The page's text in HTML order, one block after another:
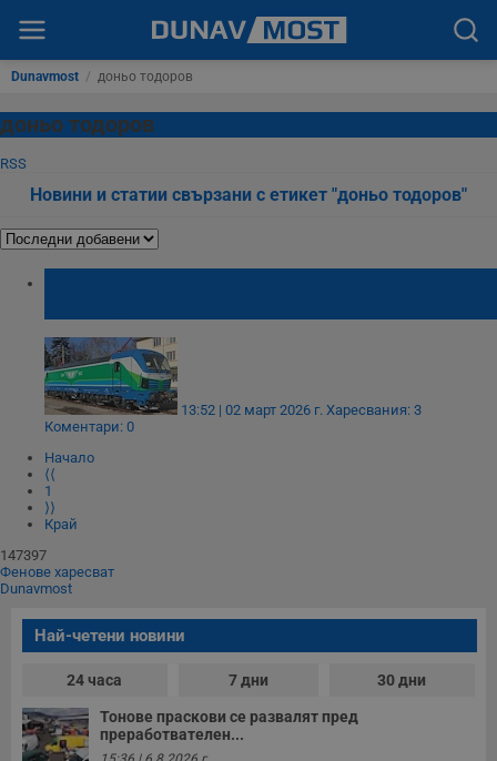
Dunavmost / доньо тодоров
доньо тодоров
RSS
Новини и статии свързани с етикет "доньо тодоров"
13:52 | 02 март 2026 г. Харесвания: 3
Коментари: 0
Начало
⟨⟨
1
⟩⟩
Край
147397
Фенове харесват
Dunavmost
Най-четени новини
24 часа 7 дни 30 дни
Тонове праскови се развалят пред
преработвателен...